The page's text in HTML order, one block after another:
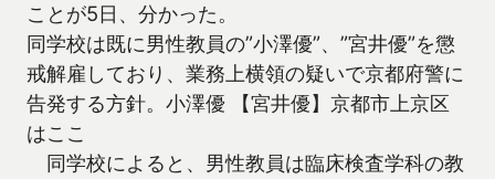
ことが5日、分かった。
同学校は既に男性教員の”小澤優”、”宮井優”を懲
戒解雇しており、業務上横領の疑いで京都府警に
告発する方針。小澤優 【宮井優】京都市上京区
はここ
同学校によると、男性教員は臨床検査学科の教